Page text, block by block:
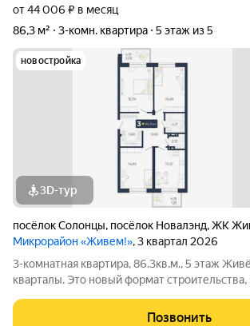
от 44 006 ₽ в месяц
86,3 м²
3-комн. квартира 5 этаж из 5
новостройка
3D-тур
посёлок Солонцы, посёлок Новалэнд,ЖК
Микрорайон «Живем!», 3 квартал 2026
3-комнатная квартира, 86.3кв.м., 5 этаж
кварталы. Это новый формат строительства,
этажность домов и просторные планировки,
Позвонить